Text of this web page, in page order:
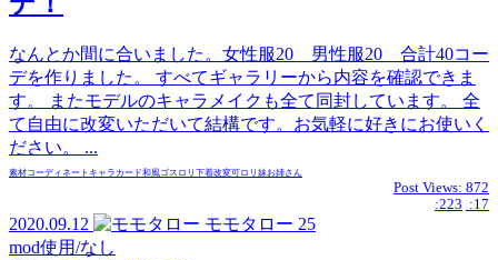
なんとか間に合いました。女性服20 男性服20 合計40コー
デを作りました。 すべてギャラリーから内容を確認できま
す。 またモデルのキャラメイクも全て同封しています。 全
て自由に改変いただいて結構です。お気軽に好きにお使いく
ださい。 ...
素材コーディネート キャラカード和風ゴスロリ 下着改変可ロリ 妹お姉さん
Post Views: 872
:223 :17
2020.09.12 モモタロー 25
mod使用/なし